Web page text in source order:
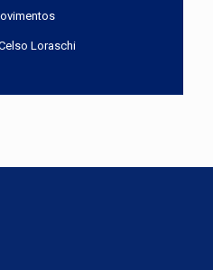
Loraschi